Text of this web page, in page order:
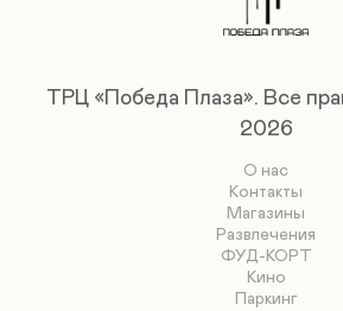
ТРЦ «Победа Плаза». Все
2026
О нас
Контакты
Магазины
Развлечения
ФУД-КОРТ
Кино
Паркинг